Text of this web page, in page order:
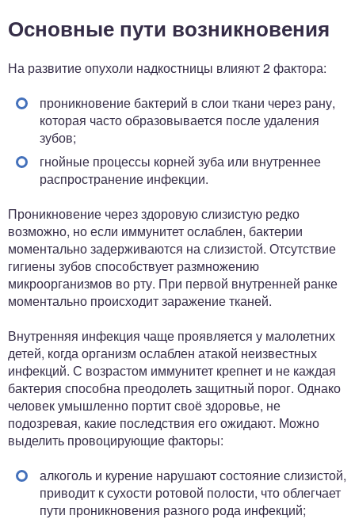
Основные пути возникновения
На развитие опухоли надкостницы влияют 2 фактора:
проникновение бактерий в слои ткани через рану,
которая часто образовывается после удаления
зубов;
гнойные процессы корней зуба или внутреннее
распространение инфекции.
Проникновение через здоровую слизистую редко
возможно, но если иммунитет ослаблен, бактерии
моментально задерживаются на слизистой. Отсутствие
гигиены зубов способствует размножению
микроорганизмов во рту. При первой внутренней ранке
моментально происходит заражение тканей.
Внутренняя инфекция чаще проявляется у малолетних
детей, когда организм ослаблен атакой неизвестных
инфекций. С возрастом иммунитет крепнет и не каждая
бактерия способна преодолеть защитный порог. Однако
человек умышленно портит своё здоровье, не
подозревая, какие последствия его ожидают. Можно
выделить провоцирующие факторы:
алкоголь и курение нарушают состояние слизистой,
приводит к сухости ротовой полости, что облегчает
пути проникновения разного рода инфекций;